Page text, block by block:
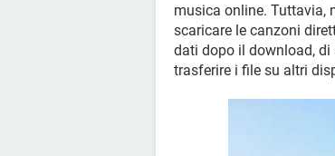
musica online. Tuttavia,
scaricare le canzoni
dati dopo il download, di
trasferire i file su altri